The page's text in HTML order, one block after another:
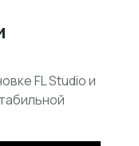
FL Studio и